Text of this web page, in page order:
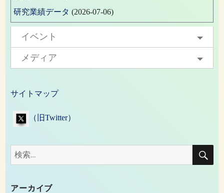
研究業績データ (2026-07-06)
イベント
メディア
サイトマップ
（旧Twitter）
検
索:
検
アーカイブ